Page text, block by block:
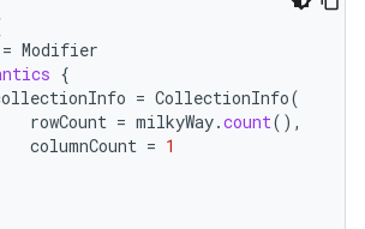
= Modifier
{
= CollectionInfo(
rowCount = milkyWay.count(),
columnCount = 1